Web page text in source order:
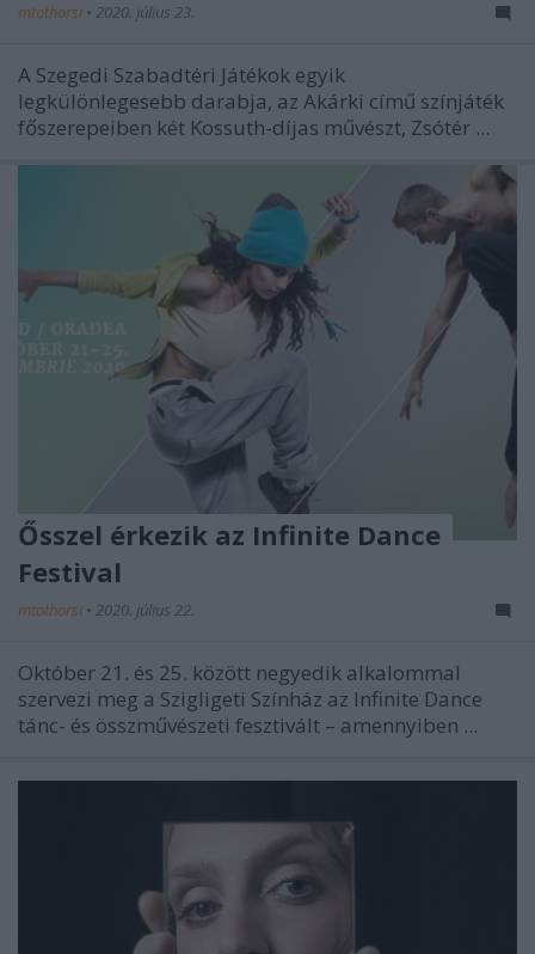
mtothorsi • 2020. július 23.
A Szegedi Szabadtéri Játékok egyik
legkülönlegesebb darabja, az Akárki című színjáték
főszerepeiben két Kossuth-díjas művészt, Zsótér ...
Ősszel érkezik az Infinite Dance
Festival
mtothorsi • 2020. július 22.
Október 21. és 25. között negyedik alkalommal
szervezi meg a Szigligeti Színház az Infinite Dance
tánc- és összművészeti fesztivált – amennyiben ...